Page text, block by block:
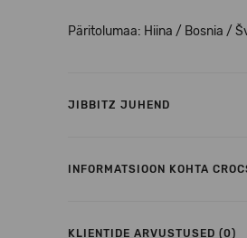
Päritolumaa: Hiina / Bosnia /
JIBBITZ JUHEND
INFORMATSIOON KOHTA
KLIENTIDE ARVUSTUSED (0)